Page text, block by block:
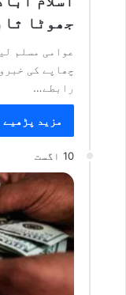
جھوٹا
عوامی مسلم
چھاپے کی
رابطے…
مزید پڑھیے
10 اگست